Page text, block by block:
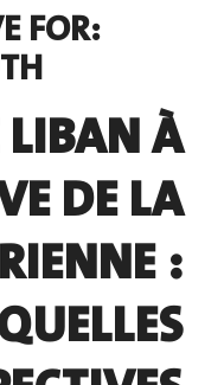
FOR:
LIBAN À
DE LA
: